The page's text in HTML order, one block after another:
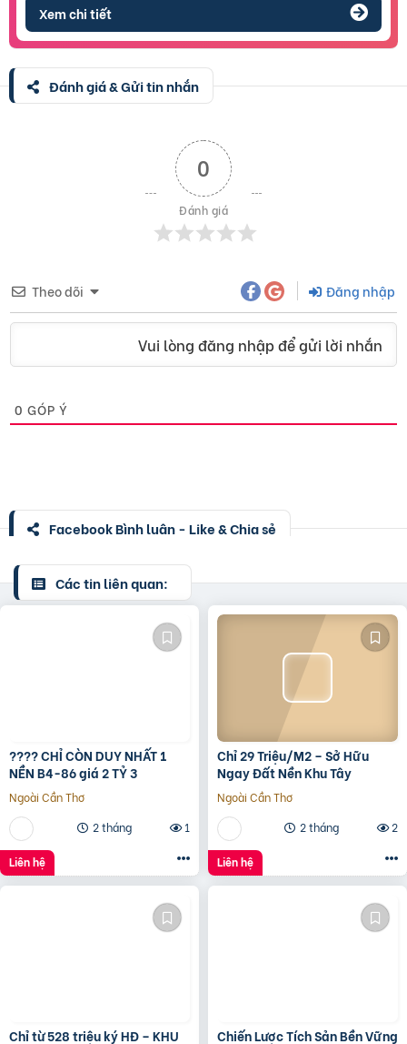
Xem chi tiết
Đánh giá & Gửi tin nhắn
0
Đánh giá
Theo dõi Đăng nhập
Vui lòng đăng nhập để gửi lời nhắn
0 GÓP Ý
Facebook Bình luận - Like & Chia sẻ
Các tin liên quan:
???? CHỈ CÒN DUY NHẤT 1
NỀN B4-86 giá 2 TỶ 3
Ngoài Cần Thơ
2 tháng
1
Liên hệ
Chỉ 29 Triệu/M2 – Sở Hữu
Ngay Đất Nền Khu Tây
Ngoài Cần Thơ
2 tháng
2
Liên hệ
Chỉ từ 528 triệu ký HĐ – KHU
Chiến Lược Tích Sản Bền Vững